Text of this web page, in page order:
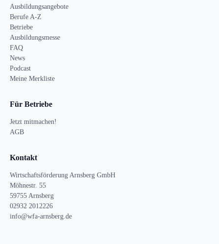
Ausbildungsangebote
Berufe A-Z
Betriebe
Ausbildungsmesse
FAQ
News
Podcast
Meine Merkliste
Für Betriebe
Jetzt mitmachen!
AGB
Kontakt
Wirtschaftsförderung Arnsberg GmbH
Möhnestr. 55
59755 Arnsberg
02932 2012226
info@wfa-arnsberg.de